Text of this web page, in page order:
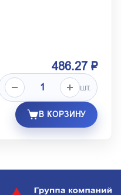
486.27 ₽
шт.
В КОРЗИНУ